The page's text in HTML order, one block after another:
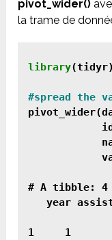
pivot_wider()
la trame de
library(tidyr)
# A tibble: 4
year
1     1